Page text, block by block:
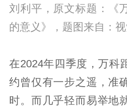
刘利平，原文标题：《
的意义》，题图来自：
在2024年四季度，万科
约曾仅有一步之遥，准
时。而几乎轻而易举地